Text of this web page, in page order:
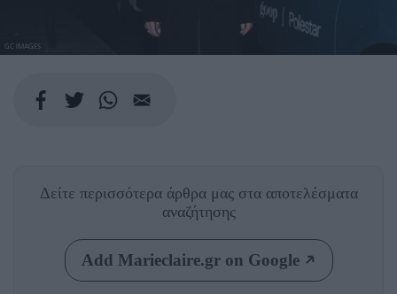
GC IMAGES
Δείτε περισσότερα άρθρα μας στα αποτελέσματα
αναζήτησης
Add Marieclaire.gr on Google